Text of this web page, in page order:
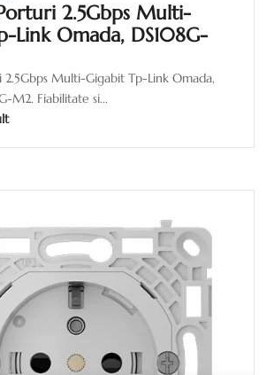
2.5Gbps Multi-
Link Omada, DS108G-
2.5Gbps Multi-Gigabit Tp-Link Omada,
M2. Fiabilitate si...